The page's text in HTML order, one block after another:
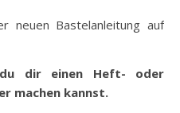
dir einen Heft- oder
machen kannst.